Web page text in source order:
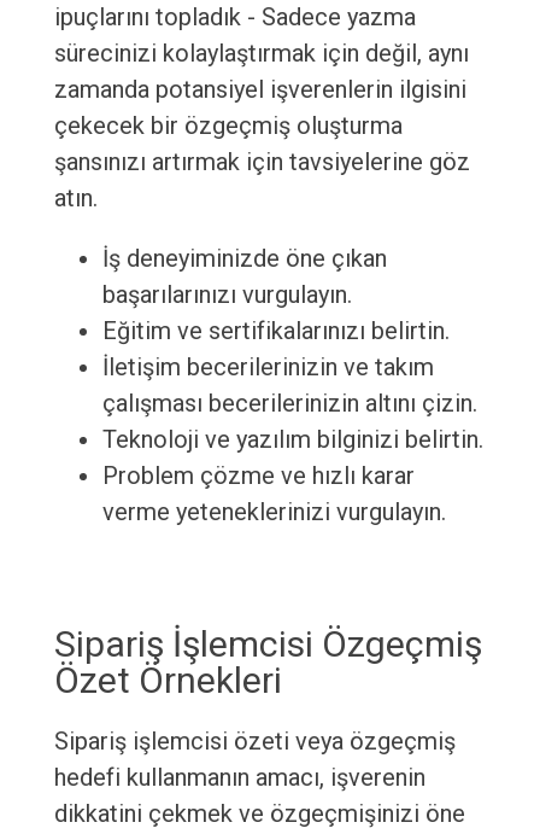
ipuçlarını topladık - Sadece yazma
sürecinizi kolaylaştırmak için değil, aynı
zamanda potansiyel işverenlerin ilgisini
çekecek bir özgeçmiş oluşturma
şansınızı artırmak için tavsiyelerine göz
atın.
İş deneyiminizde öne çıkan
başarılarınızı vurgulayın.
Eğitim ve sertifikalarınızı belirtin.
İletişim becerilerinizin ve takım
çalışması becerilerinizin altını çizin.
Teknoloji ve yazılım bilginizi belirtin.
Problem çözme ve hızlı karar
verme yeteneklerinizi vurgulayın.
Sipariş İşlemcisi Özgeçmiş
Özet Örnekleri
Sipariş işlemcisi özeti veya özgeçmiş
hedefi kullanmanın amacı, işverenin
dikkatini çekmek ve özgeçmişinizi öne